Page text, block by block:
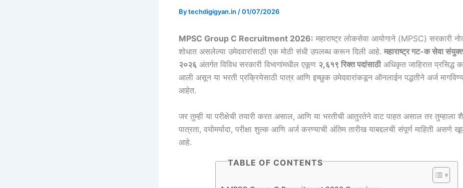
Bytechdigigyan.in /01/07/2026
MPSC Group C Recruitment 2026: महाराष्ट्र लोकसेवा आयोगाने (MPSC) सरकारी
शोधात असलेल्या उमेदवारांसाठी एक मोठी संधी उपलब्ध करून दिली आहे. महाराष्ट्र गट-क सेवा संयुक्त
२०२६ अंतर्गत विविध सरकारी विभागांमधील एकूण २,६१९ रिक्त पदांसाठीअधिकृत जाहिरात प्रसिद्ध
आली असून या भरती प्रक्रियेसाठी पात्र आणि इच्छुक उमेदवारांकडून ऑनलाईन पद्धतीने अर्ज
आहेत.
जर तुम्ही या परीक्षेची तयारी करत असाल, आणि या भरतीची आतुरतेने वाट पाहत असाल तर तुम्हाला
पात्रता, वयोमर्यादा, परीक्षा शुल्क आणि अर्ज करण्याची अंतिम तारीख याबद्दलची संपूर्ण माहिती असणे
आहे.
TABLE OF CONTENTS